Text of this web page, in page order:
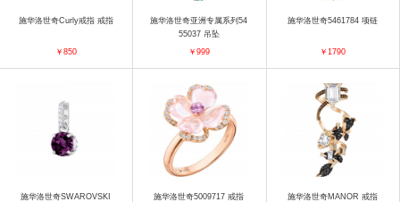
施华洛世奇Curly戒指 戒指
￥850
施华洛世奇亚洲专属系列54
55037 吊坠
￥999
施华洛世奇5461784 项链
￥1790
施华洛世奇SWAROVSKI 施华洛世奇5009717 戒指 施华洛世奇MANOR 戒指